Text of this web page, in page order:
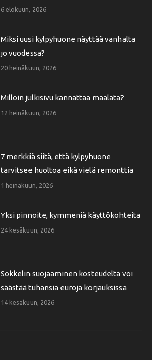
6 elokuun, 2026
Miksi uusi kylpyhuone näyttää vanhalta
jo vuodessa?
20 heinäkuun, 2026
Milloin julkisivu kannattaa maalata?
12 heinäkuun, 2026
7 merkkiä siitä, että kylpyhuone
tarvitsee huoltoa eikä vielä remonttia
1 heinäkuun, 2026
Yksi pinnoite, kymmeniä käyttökohteita
24 kesäkuun, 2026
Sokkelin suojaaminen kosteudelta voi
säästää tuhansia euroja korjauksissa
14 kesäkuun, 2026